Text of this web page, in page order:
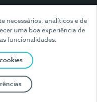
necessários, analíticos e de
uma boa experiência de
funcionalidades.